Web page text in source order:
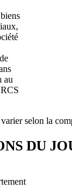
au
selon la
DU